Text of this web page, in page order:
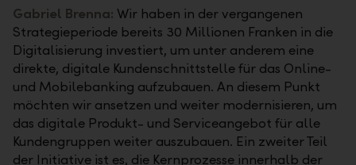
Gabriel Brenna: Wir haben in der vergangenen
Strategieperiode bereits 30 Millionen Franken in die
Digitalisierung investiert, um unter anderem eine
direkte, digitale Kundenschnittstelle für das Online-
und Mobilebanking aufzubauen. An diesem Punkt
möchten wir ansetzen und weiter modernisieren, um
das digitale Produkt- und Serviceangebot für alle
Kundengruppen weiter auszubauen. Ein zweiter Teil
der Initiative ist es, die Kernprozesse innerhalb der